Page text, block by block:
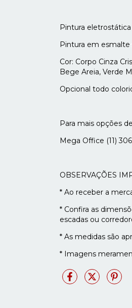
Pintura
Pintura em
Cor: Corpo Cinza
Bege Areia, Verde
Opcional todo
Para mais opções
Mega Office (11)
OBSERVAÇÕES
* Ao receber a
* Confira as
escadas ou
* As medidas são
* Imagens